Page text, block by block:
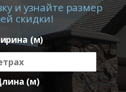
и узнайте размер
скидки!
(м)
(м)